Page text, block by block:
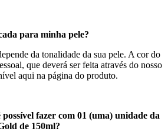
para minha pele?
da tonalidade da sua pele. A cor do
que deverá ser feita através do nosso
aqui na página do produto.
possível fazer com 01 (uma) unidade da
de 150ml?